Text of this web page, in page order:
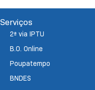
Serviços
2ª via IPTU
B.O. Online
Poupatempo
BNDES